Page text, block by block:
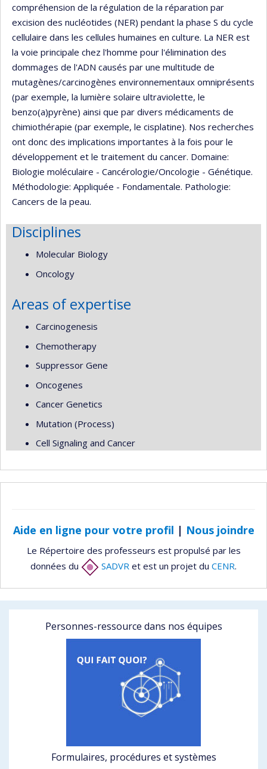
compréhension de la régulation de la réparation par
excision des nucléotides (NER) pendant la phase S du cycle
cellulaire dans les cellules humaines en culture. La NER est
la voie principale chez l'homme pour l'élimination des
dommages de l'ADN causés par une multitude de
mutagènes/carcinogènes environnementaux omniprésents
(par exemple, la lumière solaire ultraviolette, le
benzo(a)pyrène) ainsi que par divers médicaments de
chimiothérapie (par exemple, le cisplatine). Nos recherches
ont donc des implications importantes à la fois pour le
développement et le traitement du cancer. Domaine:
Biologie moléculaire - Cancérologie/Oncologie - Génétique.
Méthodologie: Appliquée - Fondamentale. Pathologie:
Cancers de la peau.
Disciplines
Molecular Biology
Oncology
Areas of expertise
Carcinogenesis
Chemotherapy
Suppressor Gene
Oncogenes
Cancer Genetics
Mutation (Process)
Cell Signaling and Cancer
Aide en ligne pour votre profil | Nous joindre
Le Répertoire des professeurs est propulsé par les
données du
SADVR et est un projet du CENR.
Personnes-ressource dans nos équipes
Formulaires, procédures et systèmes